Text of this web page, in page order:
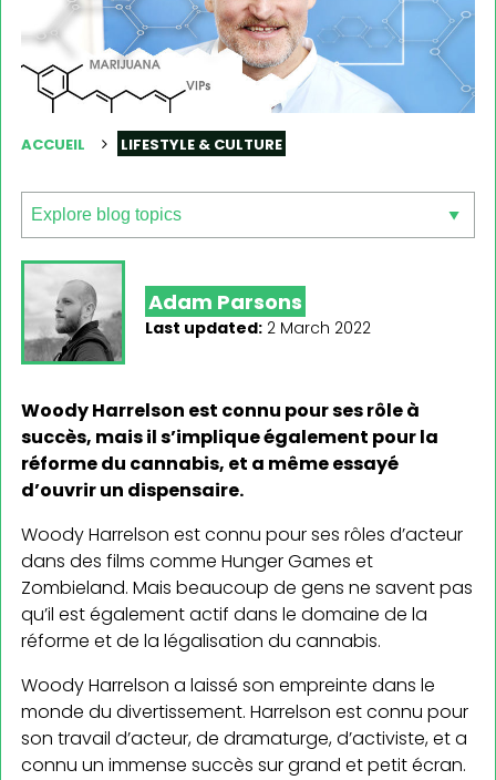
ACCUEIL LIFESTYLE & CULTURE
Adam Parsons
Last updated: 2 March 2022
Woody Harrelson est connu pour ses rôle à
succès, mais il s’implique également pour la
réforme du cannabis, et a même essayé
d’ouvrir un dispensaire.
Woody Harrelson est connu pour ses rôles d’acteur
dans des films comme Hunger Games et
Zombieland. Mais beaucoup de gens ne savent pas
qu’il est également actif dans le domaine de la
réforme et de la légalisation du cannabis.
Woody Harrelson a laissé son empreinte dans le
monde du divertissement. Harrelson est connu pour
son travail d’acteur, de dramaturge, d’activiste, et a
connu un immense succès sur grand et petit écran.